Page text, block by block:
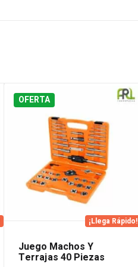
OFERTA
¡Llega Rápido!
Juego Machos Y
Terrajas 40 Piezas